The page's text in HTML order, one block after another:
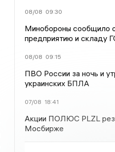
08/08 09:30
Минобороны сообщило
предприятию и складу
08/08 09:15
ПВО России за ночь и
украинских БПЛА
07/08 18:41
Акции ПОЛЮС PLZL
Мосбирже